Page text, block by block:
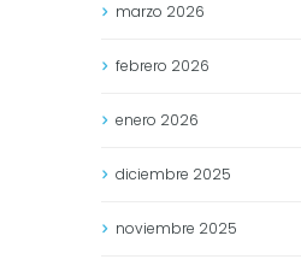
marzo 2026
febrero 2026
enero 2026
diciembre 2025
noviembre 2025